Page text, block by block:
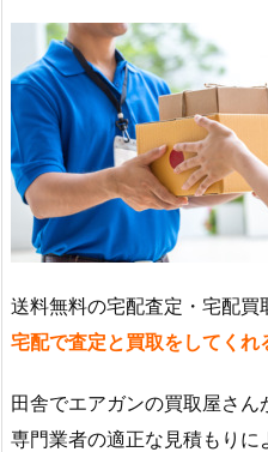
送料無料の宅配査定・宅配買
宅配で査定と買取をしてくれ
田舎でエアガンの買取屋さ
専門業者の適正な見積もりに